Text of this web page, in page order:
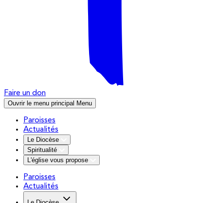
Faire un don
Ouvrir le menu principal Menu
Paroisses
Actualités
Le Diocèse
Spiritualité
L'église vous propose
Paroisses
Actualités